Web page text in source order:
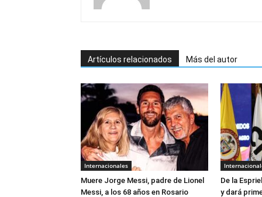
Artículos relacionados Más del autor
Internacionales
Muere Jorge Messi, padre de Lionel
Messi, a los 68 años en Rosario
De la
y dará